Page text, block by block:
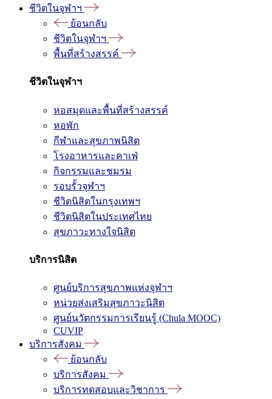
ชีวิตในจุฬาฯ
ย้อนกลับ
ชีวิตในจุฬาฯ
พื้นที่สร้างสรรค์
ชีวิตในจุฬาฯ
หอสมุดและพื้นที่สร้างสรรค์
หอพัก
กีฬาและสุขภาพนิสิต
โรงอาหารและคาเฟ่
กิจกรรมและชมรม
รอบรั้วจุฬาฯ
ชีวิตนิสิตในกรุงเทพฯ
ชีวิตนิสิตในประเทศไทย
สุขภาวะทางใจนิสิต
บริการนิสิต
ศูนย์บริการสุขภาพแห่งจุฬาฯ
หน่วยส่งเสริมสุขภาวะนิสิต
ศูนย์นวัตกรรมการเรียนรู้ (Chula MOOC)
CUVIP
บริการสังคม
ย้อนกลับ
บริการสังคม
บริการทดสอบและวิชาการ